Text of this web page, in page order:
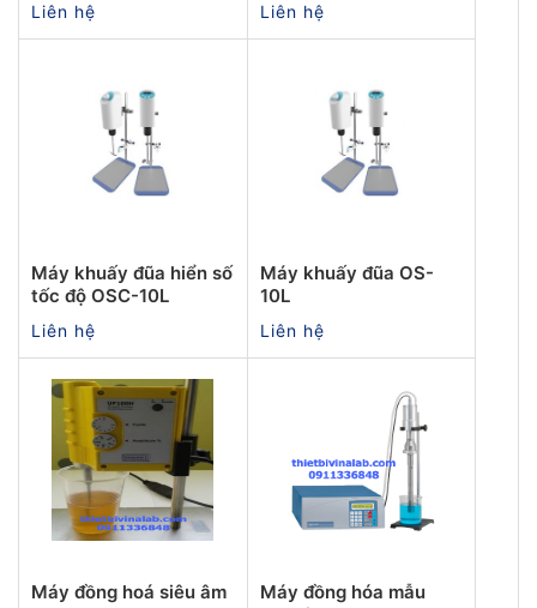
Liên hệ Liên hệ
Máy khuấy đũa hiển số
tốc độ OSC-10L
Liên hệ
Máy khuấy đũa OS-
10L
Liên hệ
Máy đồng hoá siêu âm
Máy đồng hóa mẫu